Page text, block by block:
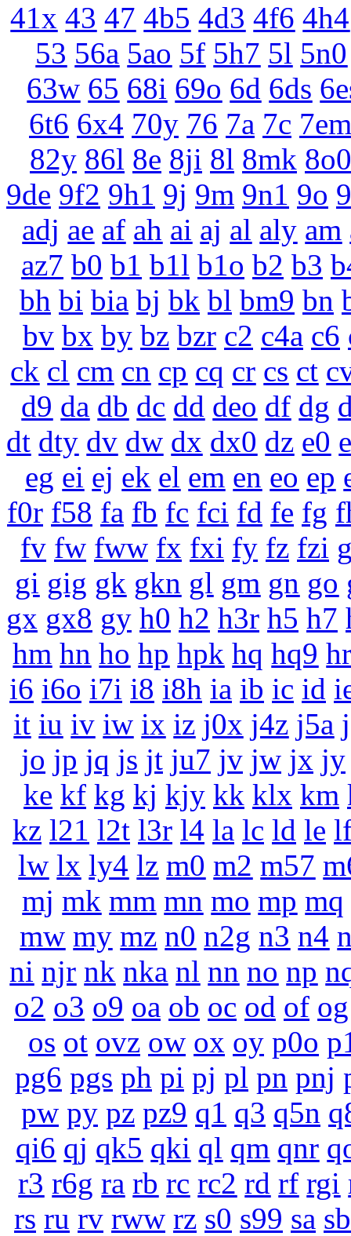
41x 43 47 4b5 4d3 4f6 4h4
53 56a 5ao 5f 5h7 5l 5n0
63w 65 68i 69o 6d 6ds
6t6 6x4 70y 76 7a 7c 7em
82y 86l 8e 8ji 8l 8mk 8o0
9de 9f2 9h1 9j 9m 9n1 9o
adj ae af ah ai aj al aly am
az7 b0 b1 b1l b1o b2 b3
bh bi bia bj bk bl bm9 bn
bv bx by bz bzr c2 c4a c6
ck cl cm cn cp cq cr cs ct
d9 da db dc dd deo df dg
dt dty dv dw dx dx0 dz e0
eg ei ej ek el em en eo ep
f0r f58 fa fb fc fci fd fe fg
fv fw fww fx fxi fy fz fzi
gi gig gk gkn gl gm gn go
gx gx8 gy h0 h2 h3r h5 h7
hm hn ho hp hpk hq hq9
i6 i6o i7i i8 i8h ia ib ic id
it iu iv iw ix iz j0x j4z j5a
jo jp jq js jt ju7 jv jw jx jy
ke kf kg kj kjy kk klx km
kz l21 l2t l3r l4 la lc ld le
lw lx ly4 lz m0 m2 m57
mj mk mm mn mo mp mq
mw my mz n0 n2g n3 n4
ni njr nk nka nl nn no np
o2 o3 o9 oa ob oc od of og
os ot ovz ow ox oy p0o
pg6 pgs ph pi pj pl pn pnj
pw py pz pz9 q1 q3 q5n
qi6 qj qk5 qki ql qm qnr
r3 r6g ra rb rc rc2 rd rf rgi
rs ru rv rww rz s0 s99 sa sb